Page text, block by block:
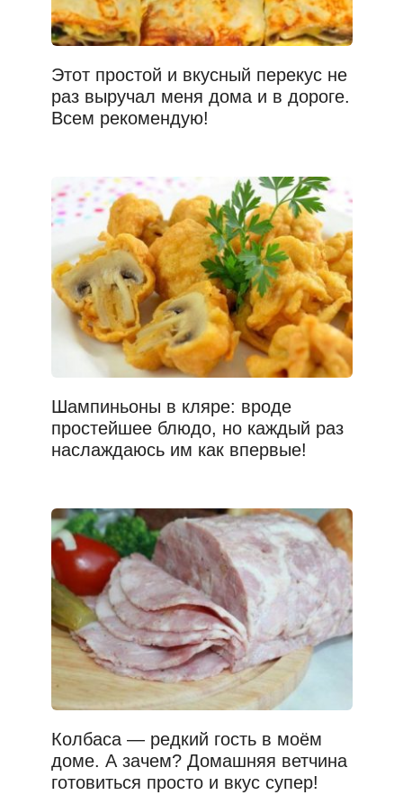
Этот простой и вкусный перекус не
раз выручал меня дома и в дороге.
Всем рекомендую!
Шампиньоны в кляре: вроде
простейшее блюдо, но каждый раз
наслаждаюсь им как впервые!
Колбаса — редкий гость в моём
доме. А зачем? Домашняя ветчина
готовиться просто и вкус супер!